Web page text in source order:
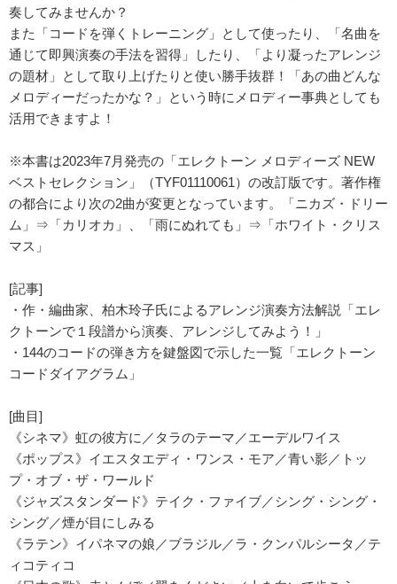
奏してみませんか？
また「コードを弾くトレーニング」として使ったり、「名曲を
通じて即興演奏の手法を習得」したり、「より凝ったアレンジ
の題材」として取り上げたりと使い勝手抜群！「あの曲どんな
メロディーだったかな？」という時にメロディー事典としても
活用できますよ！
※本書は2023年7月発売の「エレクトーン メロディーズ NEW
ベストセレクション」（TYF01110061）の改訂版です。著作権
の都合により次の2曲が変更となっています。「ニカズ・ドリー
ム」⇒「カリオカ」、「雨にぬれても」⇒「ホワイト・クリス
マス」
[記事]
・作・編曲家、柏木玲子氏によるアレンジ演奏方法解説「エレ
クトーンで１段譜から演奏、アレンジしてみよう！」
・144のコードの弾き方を鍵盤図で示した一覧「エレクトーン
コードダイアグラム」
[曲目]
《シネマ》虹の彼方に／タラのテーマ／エーデルワイス
《ポップス》イエスタエディ・ワンス・モア／青い影／トッ
プ・オブ・ザ・ワールド
《ジャズスタンダード》テイク・ファイブ／シング・シング・
シング／煙が目にしみる
《ラテン》イパネマの娘／ブラジル／ラ・クンパルシータ／テ
ィコティコ